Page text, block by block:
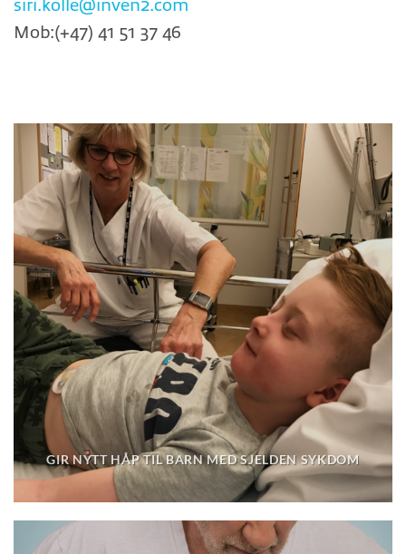
siri.kolle@inven2.com
Mob:(+47) 41 51 37 46
GIR NYTT HÅP TIL BARN MED SJELDEN SYKDOM